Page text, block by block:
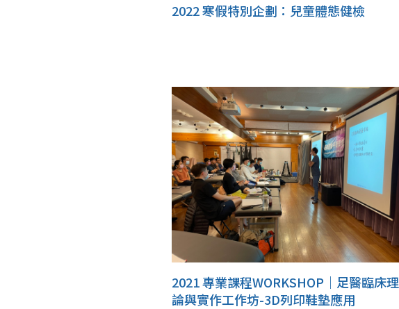
2022 寒假特別企劃：兒童體態健檢
2021 專業課程WORKSHOP｜足醫臨床理
論與實作工作坊-3D列印鞋墊應用